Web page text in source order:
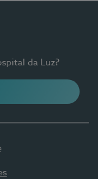
da Luz?